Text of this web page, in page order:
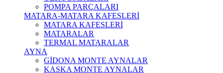
POMPA PARÇALARI
MATARA-MATARA KAFESLERİ
MATARA KAFESLERİ
MATARALAR
TERMAL MATARALAR
AYNA
GİDONA MONTE AYNALAR
KASKA MONTE AYNALAR